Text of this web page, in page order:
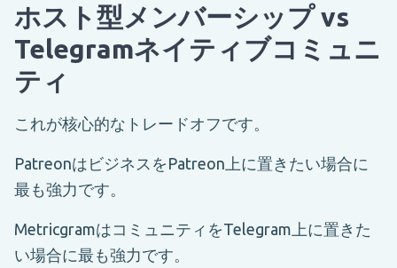
ホスト型メンバーシップ vs
Telegramネイティブコミュニ
ティ
これが核心的なトレードオフです。
PatreonはビジネスをPatreon上に置きたい場合に
最も強力です。
MetricgramはコミュニティをTelegram上に置きた
い場合に最も強力です。